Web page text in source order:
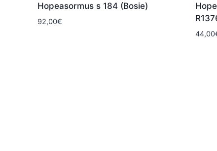
Hopeasormus s 184 (Bosie)
92,00€
44,00